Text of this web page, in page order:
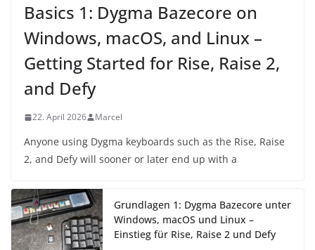
Basics 1: Dygma Bazecore on
Windows, macOS, and Linux –
Getting Started for Rise, Raise 2,
and Defy
22. April 2026 Marcel
Anyone using Dygma keyboards such as the Rise, Raise
2, and Defy will sooner or later end up with a
Grundlagen 1: Dygma Bazecore unter
Windows, macOS und Linux –
Einstieg für Rise, Raise 2 und Defy